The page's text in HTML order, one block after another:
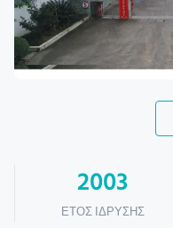
2003
ΈΤΟΣ ΊΔΡΥΣΗΣ